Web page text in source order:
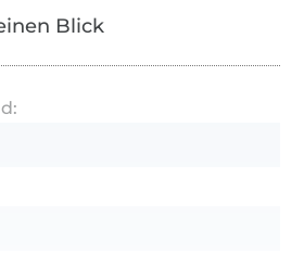
ODER SONSTIGES: Egal
oder Sonnencreme, in dieser
welche du zum
Mit Hilfe des
verstaut und sofort
Blick